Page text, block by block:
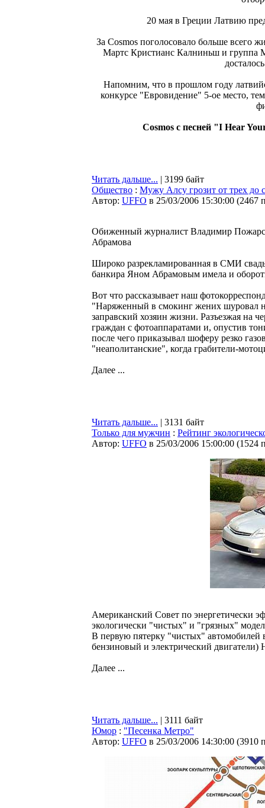
20 мая в Греции Латвию
За Cosmos поголосовало больше всего
Мартс Кристианс Калниньш и группа
Напомним, что в прошлом году
конкурсе "Евровидение" 5-ое место,
Cosmos с песней "I Hear
Читать дальше... | 3199 байт
Общество : Мужу Алсу грозит от трех до
Автор: UFFO в 25/03/2006 15:30:00 (2467
Обиженный журналист Владимир
Абрамова
Широко разрекламированная в СМИ
банкира Яном Абрамовым имела и
Вот что рассказывает наш
"Наряженный в смокинг жених шуровал
заправский хозяин жизни. Разъезжая на
граждан с фотоаппаратами и, опустив
после чего приказывал шоферу резко
"неаполитанские", когда грабители-
Далее ...
Читать дальше... | 3131 байт
Только для мужчин : Рейтинг
Автор: UFFO в 25/03/2006 15:00:00 (1524
Американский Совет по энергетически
экологически "чистых" и "грязных"
В первую пятерку "чистых"
бензиновый и электрический двигатели)
Далее ...
Читать дальше... | 3111 байт
Юмор : "Песенка Метро"
Автор: UFFO в 25/03/2006 14:30:00 (3910